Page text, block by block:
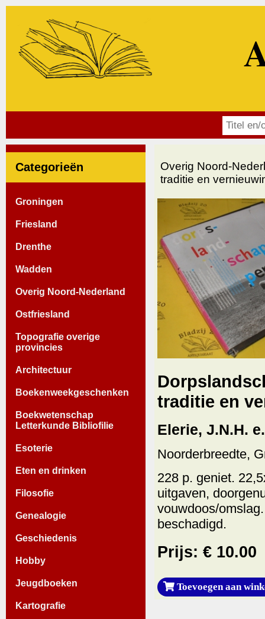
Categorieën
Groningen
Friesland
Drenthe
Wadden
Overig Noord-Nederland
Ostfriesland
Topografie overige
provincies
Architectuur
Boekenweekgeschenken
Boekwetenschap
Letterkunde Bibliofilie
Esoterie
Eten en drinken
Filosofie
Genealogie
Geschiedenis
Hobby
Jeugdboeken
Kartografie
Overig Noord-
traditie en
traditie en
Elerie, J.N.H.
Noorderbreedte,
228 p. geniet.
uitgaven,
vouwdoos/
beschadigd.
Prijs: € 10.00
Toevoegen aan